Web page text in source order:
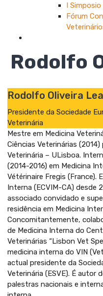
I
Fórum
Rodolfo
Rodolfo Oliveira
Presidente da Sociedade
Veterinária
Mestre em Medicina
Ciências Veterinárias
Veterinária – ULisboa.
(2014-2016) em Medicina
Vétérinaire Fregis (France).
Interna (ECVIM-CA) desde
associado convidado e
residência em Medicina
Concomitantemente,
de Medicina Interna do
Veterinárias “Lisbon Vet
medicina interna do VIN
actual presidente da
Veterinária (ESVE). É autor
palestras nacionais e